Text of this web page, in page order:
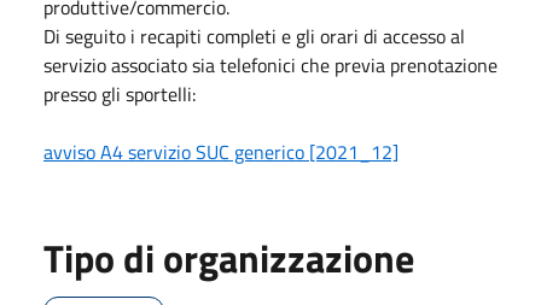
produttive/commercio.
Di seguito i recapiti completi e gli orari di accesso al
servizio associato sia telefonici che previa prenotazione
presso gli sportelli:
avviso A4 servizio SUC generico [2021_12]
Tipo di organizzazione